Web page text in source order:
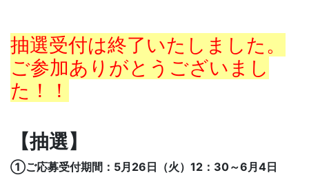
抽選受付は終了いたしました。
ご参加ありがとうございまし
た！！
【抽選】
①ご応募受付期間：5月26日（火）12：30～6月4日